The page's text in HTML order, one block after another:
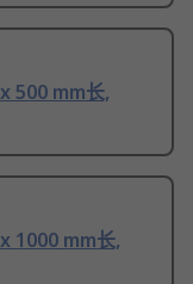
500 mm长,
1000 mm长,